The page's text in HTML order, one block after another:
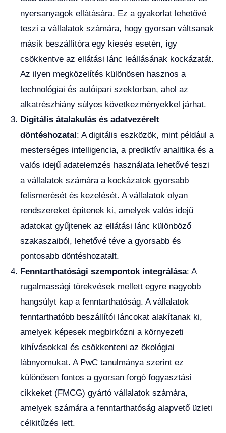
nyersanyagok ellátására. Ez a gyakorlat lehetővé
teszi a vállalatok számára, hogy gyorsan váltsanak
másik beszállítóra egy kiesés esetén, így
csökkentve az ellátási lánc leállásának kockázatát.
Az ilyen megközelítés különösen hasznos a
technológiai és autóipari szektorban, ahol az
alkatrészhiány súlyos következményekkel járhat.
Digitális átalakulás és adatvezérelt
döntéshozatal: A digitális eszközök, mint például a
mesterséges intelligencia, a prediktív analitika és a
valós idejű adatelemzés használata lehetővé teszi
a vállalatok számára a kockázatok gyorsabb
felismerését és kezelését. A vállalatok olyan
rendszereket építenek ki, amelyek valós idejű
adatokat gyűjtenek az ellátási lánc különböző
szakaszaiból, lehetővé téve a gyorsabb és
pontosabb döntéshozatalt.
Fenntarthatósági szempontok integrálása: A
rugalmassági törekvések mellett egyre nagyobb
hangsúlyt kap a fenntarthatóság. A vállalatok
fenntarthatóbb beszállítói láncokat alakítanak ki,
amelyek képesek megbirkózni a környezeti
kihívásokkal és csökkenteni az ökológiai
lábnyomukat. A PwC tanulmánya szerint ez
különösen fontos a gyorsan forgó fogyasztási
cikkeket (FMCG) gyártó vállalatok számára,
amelyek számára a fenntarthatóság alapvető üzleti
célkitűzés lett.